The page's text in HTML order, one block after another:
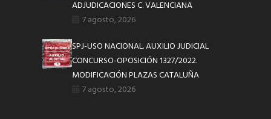
ADJUDICACIONES C. VALENCIANA
7 agosto, 2026
SPJ-USO NACIONAL. AUXILIO JUDICIAL
CONCURSO-OPOSICIÓN 1327/2022.
MODIFICACIÓN PLAZAS CATALUÑA
7 agosto, 2026